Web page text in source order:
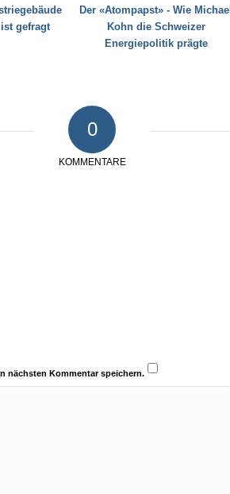
gefragt
Der «Atompapst» - Wie Michael
Kohn die Schweizer
Energiepolitik prägte
0
KOMMENTARE
nächsten Kommentar speichern.